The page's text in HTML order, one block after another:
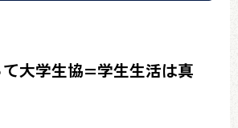
大学生協=学生生活は真